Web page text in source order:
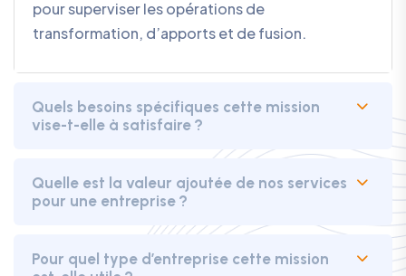
pour superviser les opérations de
transformation, d’apports et de fusion.
Quels besoins spécifiques cette mission
vise-t-elle à satisfaire ?
Quelle est la valeur ajoutée de nos services
pour une entreprise ?
Pour quel type d’entreprise cette mission